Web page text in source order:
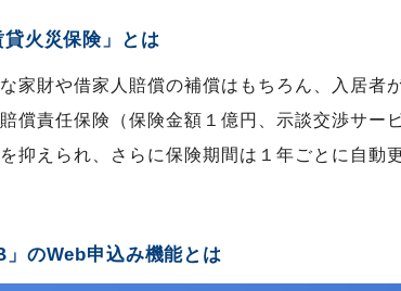
火災保険」とは
家財や借家人賠償の補償はもちろん、入居
償責任保険（保険金額１億円、示談交渉サ
抑えられ、さらに保険期間は１年ごとに自
のWeb申込み機能とは